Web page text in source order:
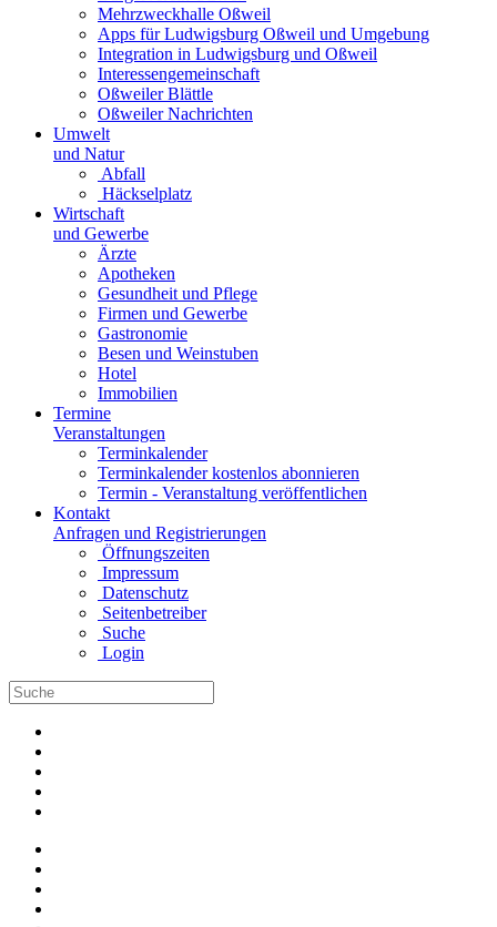
Mehrzweckhalle Oßweil
Apps für Ludwigsburg Oßweil und Umgebung
Integration in Ludwigsburg und Oßweil
Interessengemeinschaft
Oßweiler Blättle
Oßweiler Nachrichten
Umwelt
und Natur
Abfall
Häckselplatz
Wirtschaft
und Gewerbe
Ärzte
Apotheken
Gesundheit und Pflege
Firmen und Gewerbe
Gastronomie
Besen und Weinstuben
Hotel
Immobilien
Termine
Veranstaltungen
Terminkalender
Terminkalender kostenlos abonnieren
Termin - Veranstaltung veröffentlichen
Kontakt
Anfragen und Registrierungen
Öffnungszeiten
Impressum
Datenschutz
Seitenbetreiber
Suche
Login